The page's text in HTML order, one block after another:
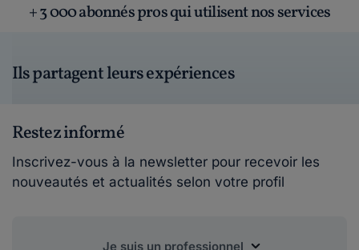
+ 3 000 abonnés pros qui utilisent nos services
Ils partagent leurs expériences
Restez informé
Inscrivez-vous à la newsletter pour recevoir les
nouveautés et actualités selon votre profil